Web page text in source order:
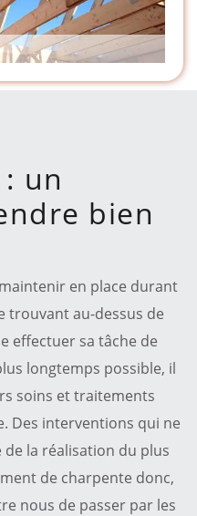
un
bien
en place durant
trouvant au-dessus de
effectuer sa tâche de
longtemps possible, il
soins et traitements
Des interventions qui ne
la réalisation du plus
de charpente donc,
nous de passer par les